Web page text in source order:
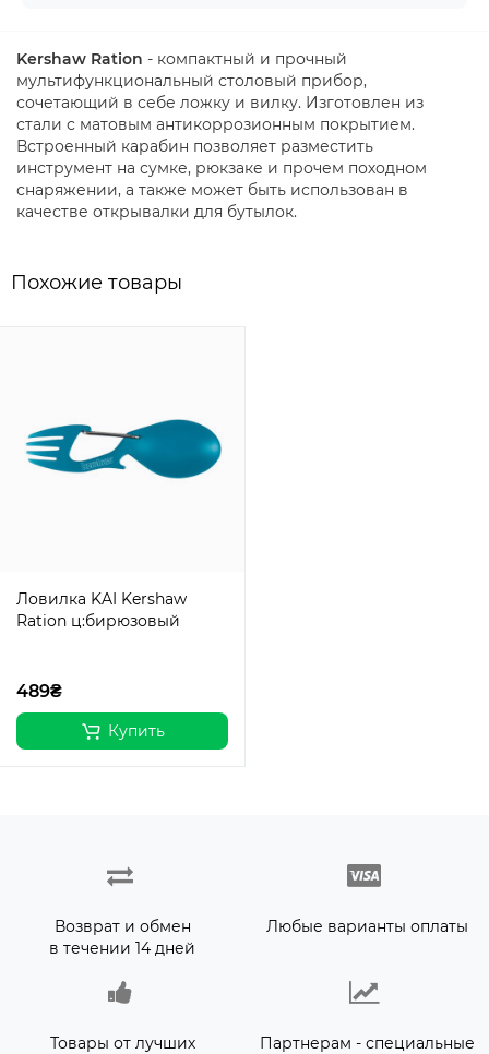
Kershaw Ration - компактный и прочный
мультифункциональный столовый прибор,
сочетающий в себе ложку и вилку. Изготовлен из
стали с матовым антикоррозионным покрытием.
Встроенный карабин позволяет разместить
инструмент на сумке, рюкзаке и прочем походном
снаряжении, а также может быть использован в
качестве открывалки для бутылок.
Похожие товары
Ловилка KAI Kershaw
Ration ц:бирюзовый
489₴
Купить
Возврат и обмен
в течении 14 дней
Любые варианты оплаты
Товары от лучших
Партнерам - специальные